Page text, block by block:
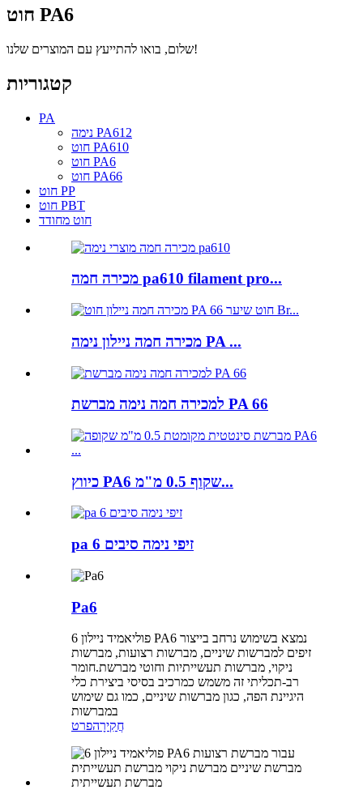
חוט PA6
שלום, בואו להתייעץ עם המוצרים שלנו!
קטגוריות
PA
נימה PA612
חוט PA610
חוט PA6
חוט PA66
חוט PP
חוט PBT
חוט מחודד
מכירה חמה pa610 filament pro...
מכירה חמה ניילון נימה PA ...
למכירה חמה נימה מברשת PA 66
כיווץ PA6 שקוף 0.5 מ"מ...
pa 6 זיפי נימה סיבים
Pa6
פוליאמיד ניילון 6 PA6 נמצא בשימוש נרחב בייצור
זיפים למברשות שיניים, מברשות רצועות, מברשות
ניקוי, מברשות תעשייתיות וחוטי מברשת.חומר
רב-תכליתי זה משמש כמרכיב בסיסי ביצירת כלי
היגיינת הפה, כגון מברשות שיניים, כמו גם שימוש
במברשות
חֲקִירָהפרט